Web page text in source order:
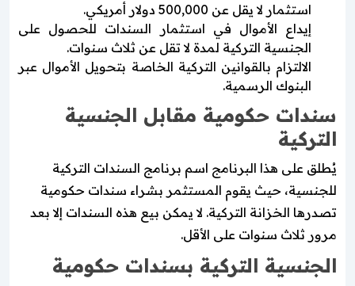
استثمار لا يقل عن 500,000 دولار أمريكي.
إيداع الأموال في استثمار السندات للحصول على
الجنسية التركية لمدة لا تقل عن ثلاث سنوات.
الالتزام بالقوانين التركية الخاصة بتحويل الأموال عبر
البنوك الرسمية.
سندات حكومية مقابل الجنسية
التركية
يُطلق على هذا البرنامج اسم برنامج السندات التركية
للجنسية، حيث يقوم المستثمر بشراء سندات حكومية
تصدرها الخزانة التركية. لا يمكن بيع هذه السندات إلا بعد
مرور ثلاث سنوات على الأقل.
الجنسية التركية بسندات حكومية